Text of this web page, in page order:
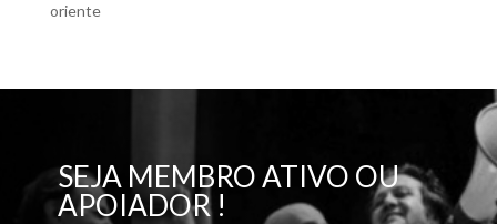
oriente
SEJA MEMBRO ATIVO OU
APOIADOR !